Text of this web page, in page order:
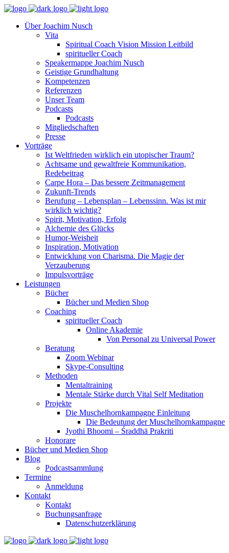
Über Joachim Nusch
Vita
Spiritual Coach Vision Mission Leitbild
spiritueller Coach
Speakermappe Joachim Nusch
Geistige Grundhaltung
Kompetenzen
Referenzen
Unser Team
Podcasts
Podcasts
Mitgliedschaften
Presse
Vorträge
Ist Weltfrieden wirklich ein utopischer Traum?
Achtsame und gewaltfreie Kommunikation,
Redebeitrag
Carpe Hora – Das bessere Zeitmanagement
Zukunft-Trends
Berufung – Lebensplan – Lebenssinn. Was ist mir
wirklich wichtig?
Spirit, Motivation, Erfolg
Alchemie des Glücks
Humor-Weisheit
Inspiration, Motivation
Entwicklung von Charisma. Die Magie der
Verzauberung
Impulsvorträge
Leistungen
Bücher
Bücher und Medien Shop
Coaching
spiritueller Coach
Online Akademie
Von Personal zu Universal Power
Beratung
Zoom Webinar
Skype-Consulting
Methoden
Mentaltraining
Mentale Stärke durch Vital Self Meditation
Projekte
Die Muschelhornkampagne Einleitung
Die Bedeutung der Muschelhornkampagne
Jyothi Bhoomi – Śraddhā Prakriti
Honorare
Bücher und Medien Shop
Blog
Podcastsammlung
Termine
Anmeldung
Kontakt
Kontakt
Buchungsanfrage
Datenschutzerklärung